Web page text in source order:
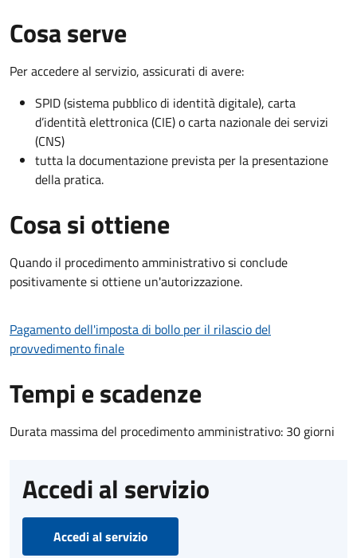
Cosa serve
Per accedere al servizio, assicurati di avere:
SPID (sistema pubblico di identità digitale), carta
d’identità elettronica (CIE) o carta nazionale dei servizi
(CNS)
tutta la documentazione prevista per la presentazione
della pratica.
Cosa si ottiene
Quando il procedimento amministrativo si conclude
positivamente si ottiene un'autorizzazione.
Pagamento dell'imposta di bollo per il rilascio del
provvedimento finale
Tempi e scadenze
Durata massima del procedimento amministrativo: 30 giorni
Accedi al servizio
Accedi al servizio